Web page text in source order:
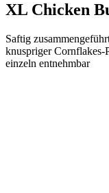
XL Chicken
Saftig
knuspriger Cornflakes-
einzeln entnehmbar